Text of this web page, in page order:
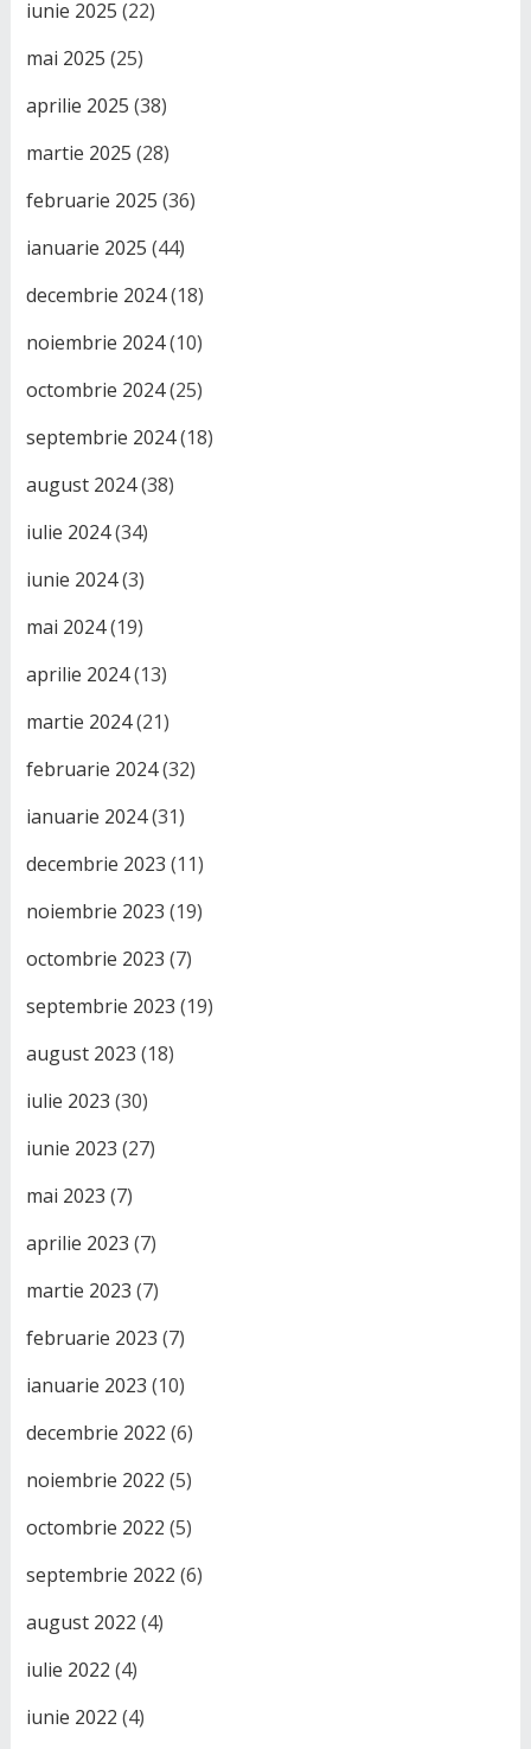
iunie 2025 (22)
mai 2025 (25)
aprilie 2025 (38)
martie 2025 (28)
februarie 2025 (36)
ianuarie 2025 (44)
decembrie 2024(18)
noiembrie 2024(10)
octombrie 2024(25)
septembrie 2024(18)
august 2024(38)
iulie 2024(34)
iunie 2024(3)
mai 2024(19)
aprilie 2024(13)
martie 2024(21)
februarie 2024(32)
ianuarie 2024(31)
decembrie 2023 (11)
noiembrie 2023 (19)
octombrie 2023 (7)
septembrie 2023 (19)
august 2023 (18)
iulie 2023 (30)
iunie 2023 (27)
mai 2023 (7)
aprilie 2023 (7)
martie 2023 (7)
februarie 2023 (7)
ianuarie 2023 (10)
decembrie 2022 (6)
noiembrie 2022 (5)
octombrie 2022 (5)
septembrie 2022 (6)
august 2022 (4)
iulie 2022 (4)
iunie 2022 (4)